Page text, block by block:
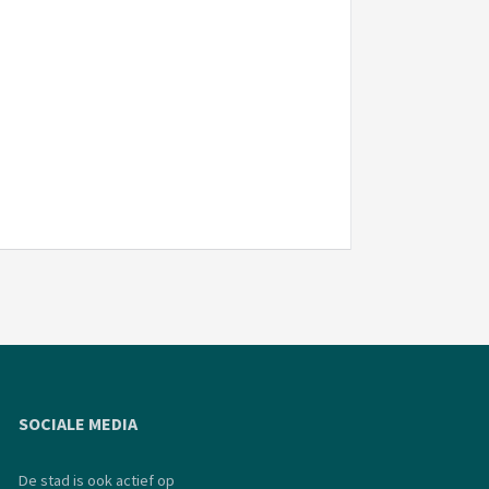
SOCIALE MEDIA
De stad is ook actief op